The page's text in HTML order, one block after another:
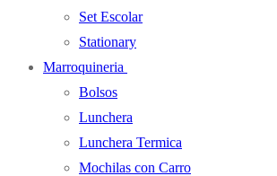
Set Escolar
Stationary
Marroquineria
Bolsos
Lunchera
Lunchera Termica
Mochilas con Carro